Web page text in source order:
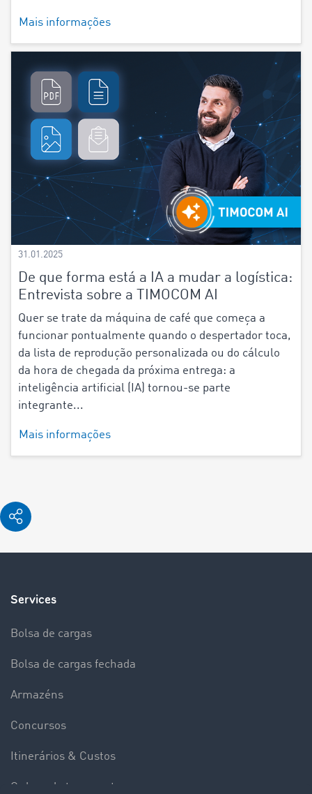
Mais informações
31.01.2025
De que forma está a IA a mudar a logística:
Entrevista sobre a TIMOCOM AI
Quer se trate da máquina de café que começa a
funcionar pontualmente quando o despertador toca,
da lista de reprodução personalizada ou do cálculo
da hora de chegada da próxima entrega: a
inteligência artificial (IA) tornou-se parte
integrante...
Mais informações
Services
Bolsa de cargas
Bolsa de cargas fechada
Armazéns
Concursos
Itinerários & Custos
Ordens de transporte